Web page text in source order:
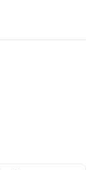
y contar con